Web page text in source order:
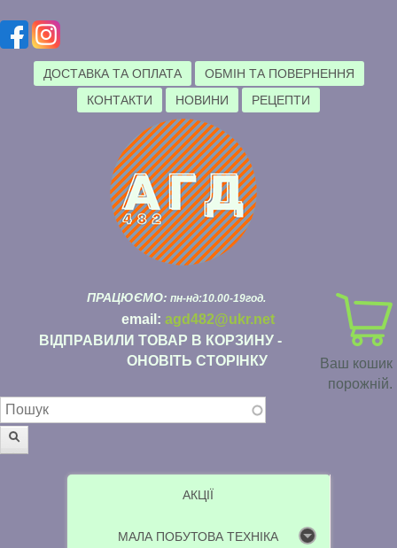
ДОСТАВКА ТА ОПЛАТА
ОБМІН ТА ПОВЕРНЕННЯ
КОНТАКТИ
НОВИНИ РЕЦЕПТИ
Ваш кошик
порожній.
ПРАЦЮЄМО: пн-нд:10.00-19год.
email: agd482@ukr.net
ВІДПРАВИЛИ ТОВАР В КОРЗИНУ -
ОНОВІТЬ СТОРІНКУ
Пошукова форма
АКЦІЇ
МАЛА ПОБУТОВА ТЕХНІКА